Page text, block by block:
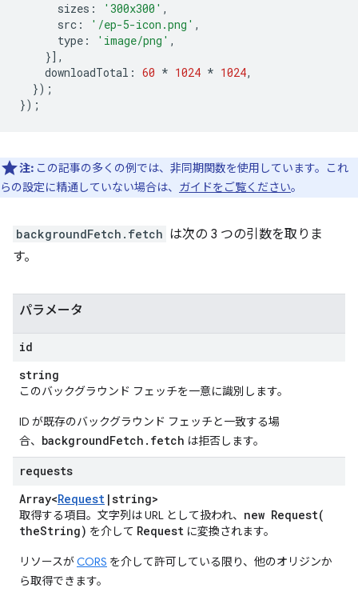
sizes : '300x300' ,
src : '/ep-5-icon.png' ,
type : 'image/png' ,
}],
downloadTotal : 60 * 1024 * 1024,
});
});
注: この記事の多くの例では、非同期関数を使用しています。これ
らの設定に精通していない場合は、 ガイドをご覧ください。
backgroundFetch.fetch は次の 3 つの引数を取りま
す。
パラメータ
id
string
このバックグラウンド フェッチを一意に識別します。
ID が既存のバックグラウンド フェッチと一致する場
合、 backgroundFetch.fetch は拒否します。
requests
Array<Request |string>
取得する項目。文字列は URL として扱われ、 new Request(
theString) を介して Request に変換されます。
リソースがCORS を介して許可している限り、他のオリジンか
ら取得できます。